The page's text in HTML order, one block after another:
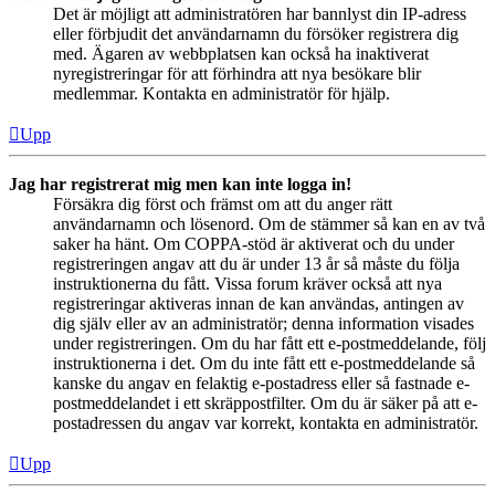
Det är möjligt att administratören har bannlyst din IP-adress
eller förbjudit det användarnamn du försöker registrera dig
med. Ägaren av webbplatsen kan också ha inaktiverat
nyregistreringar för att förhindra att nya besökare blir
medlemmar. Kontakta en administratör för hjälp.
Upp
Jag har registrerat mig men kan inte logga in!
Försäkra dig först och främst om att du anger rätt
användarnamn och lösenord. Om de stämmer så kan en av två
saker ha hänt. Om COPPA-stöd är aktiverat och du under
registreringen angav att du är under 13 år så måste du följa
instruktionerna du fått. Vissa forum kräver också att nya
registreringar aktiveras innan de kan användas, antingen av
dig själv eller av an administratör; denna information visades
under registreringen. Om du har fått ett e-postmeddelande, följ
instruktionerna i det. Om du inte fått ett e-postmeddelande så
kanske du angav en felaktig e-postadress eller så fastnade e-
postmeddelandet i ett skräppostfilter. Om du är säker på att e-
postadressen du angav var korrekt, kontakta en administratör.
Upp